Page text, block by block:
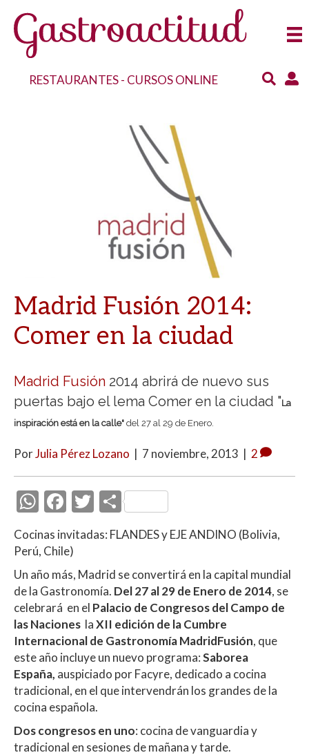
RESTAURANTES- CURSOS ONLINE
Madrid Fusión 2014:
Comer en la ciudad
Madrid Fusión 2014 abrirá de nuevo sus
puertas bajo el lema Comer en la ciudad "La
inspiración está en la calle" del 27 al 29 de Enero.
PorJulia Pérez Lozano | 7 noviembre, 2013 | 2
W
at
s
A
p
p
F
ac
e
b
o
o
k
T
w
itt
er
C
o
m
p
ar
ti
r
Cocinas invitadas: FLANDES y EJE ANDINO (Bolivia,
Perú, Chile)
Un año más, Madrid se convertirá en la capital mundial
de la Gastronomía. Del 27 al 29 de Enero de 2014, se
celebrará en el Palacio de Congresos del Campo de
las Naciones laXII edición de la Cumbre
Internacional de Gastronomía MadridFusión, que
este año incluye un nuevo programa:Saborea
España, auspiciado por Facyre, dedicado a cocina
tradicional, en el que intervendrán los grandes de la
cocina española.
Dos congresos en uno: cocina de vanguardia y
tradicional en sesiones de mañana y tarde.